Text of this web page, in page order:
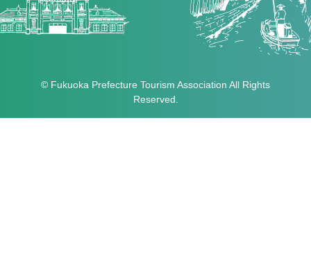
© Fukuoka Prefecture Tourism Association All Rights
Reserved.